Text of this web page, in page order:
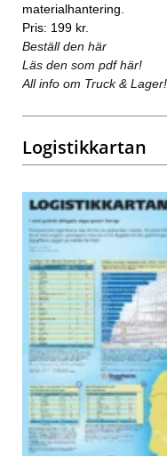
materialhantering.
Pris: 199 kr.
Beställ den här
Läs den som pdf här!
All info om Truck & Lager!
Logistikkartan